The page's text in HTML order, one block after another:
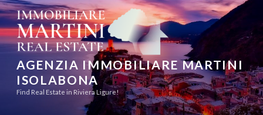
Aller
au
contenu
principal
AGENZIA IMMOBILIARE MARTINI
ISOLABONA
Find Real Estate in Riviera Ligure!